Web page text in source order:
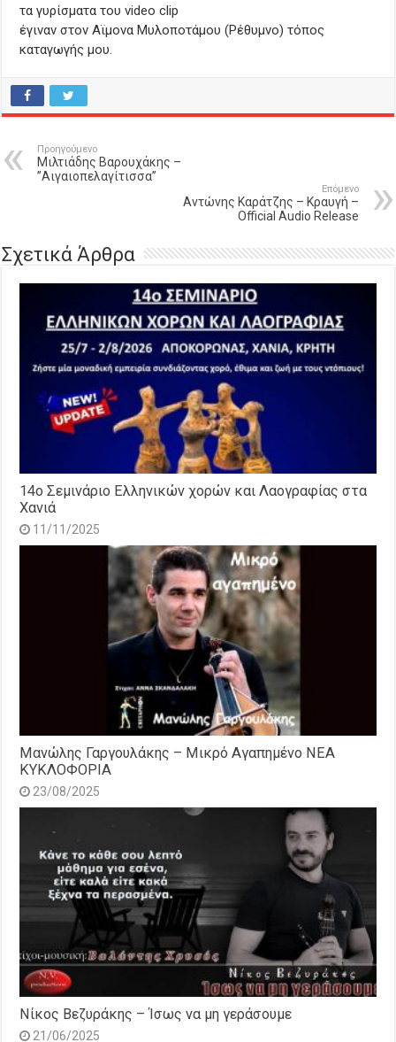
τα γυρίσματα του video clip
έγιναν στον Αϊμονα Μυλοποτάμου (Ρέθυμνο) τόπος
καταγωγής μου.
Προηγούμενο
Μιλτιάδης Βαρουχάκης –
”Αιγαιοπελαγίτισσα”
Επόμενο
Αντώνης Καράτζης – Κραυγή –
Official Audio Release
Σχετικά Άρθρα
14o Σεμινάριο Ελληνικών χορών και Λαογραφίας στα
Χανιά
11/11/2025
Μανώλης Γαργουλάκης – Μικρό Αγαπημένο NEΑ
ΚΥΚΛΟΦΟΡΙΑ
23/08/2025
Νίκος Βεζυράκης – Ίσως να μη γεράσουμε
21/06/2025